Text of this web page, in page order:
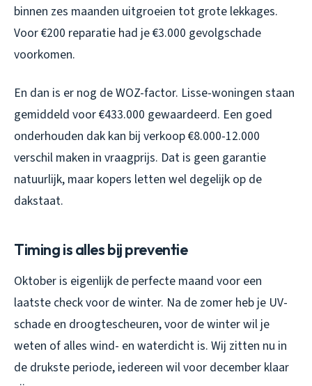
binnen zes maanden uitgroeien tot grote lekkages.
Voor €200 reparatie had je €3.000 gevolgschade
voorkomen.
En dan is er nog de WOZ-factor. Lisse-woningen staan
gemiddeld voor €433.000 gewaardeerd. Een goed
onderhouden dak kan bij verkoop €8.000-12.000
verschil maken in vraagprijs. Dat is geen garantie
natuurlijk, maar kopers letten wel degelijk op de
dakstaat.
Timing is alles bij preventie
Oktober is eigenlijk de perfecte maand voor een
laatste check voor de winter. Na de zomer heb je UV-
schade en droogtescheuren, voor de winter wil je
weten of alles wind- en waterdicht is. Wij zitten nu in
de drukste periode, iedereen wil voor december klaar